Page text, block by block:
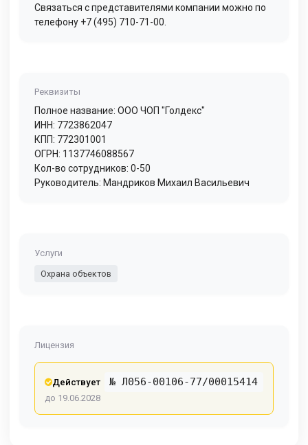
Связаться с представителями компании можно по
телефону +7 (495) 710-71-00.
Реквизиты
Полное название: ООО ЧОП "Голдекс"
ИНН: 7723862047
КПП: 772301001
ОГРН: 1137746088567
Кол-во сотрудников: 0-50
Руководитель: Мандриков Михаил Васильевич
Услуги
Охрана объектов
Лицензия
Действует № Л056-00106-77/00015414
до 19.06.2028